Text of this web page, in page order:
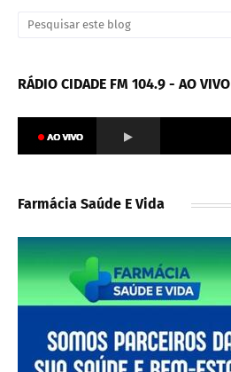
RÁDIO CIDADE FM 104.9 - AO VIVO
Farmácia Saúde E Vida